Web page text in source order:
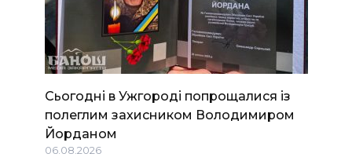
Сьогодні в Ужгороді попрощалися із
полеглим захисником Володимиром
Йорданом
06.08.2026